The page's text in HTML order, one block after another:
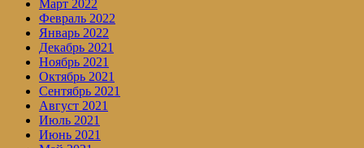
Март 2022
Февраль 2022
Январь 2022
Декабрь 2021
Ноябрь 2021
Октябрь 2021
Сентябрь 2021
Август 2021
Июль 2021
Июнь 2021